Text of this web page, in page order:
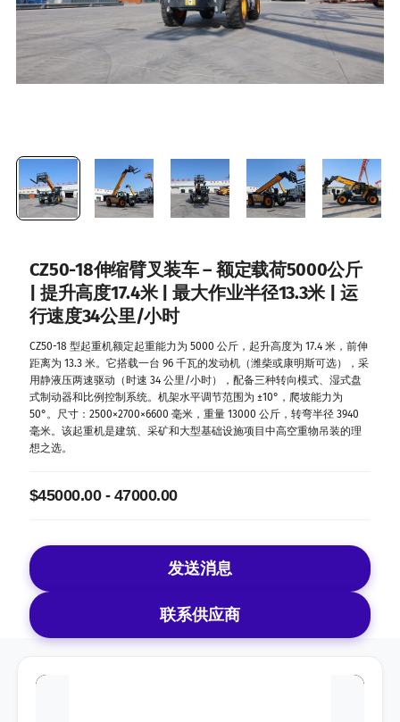
CZ50-18伸缩臂叉装车 – 额定载荷5000公斤
| 提升高度17.4米 | 最大作业半径13.3米 | 运
行速度34公里/小时
CZ50-18 型起重机额定起重能力为 5000 公斤，起升高度为 17.4 米，前伸
距离为 13.3 米。它搭载一台 96 千瓦的发动机（潍柴或康明斯可选），采
用静液压两速驱动（时速 34 公里/小时），配备三种转向模式、湿式盘
式制动器和比例控制系统。机架水平调节范围为 ±10°，爬坡能力为
50°。尺寸：2500×2700×6600 毫米，重量 13000 公斤，转弯半径 3940
毫米。该起重机是建筑、采矿和大型基础设施项目中高空重物吊装的理
想之选。
$45000.00 - 47000.00
发送消息
联系供应商